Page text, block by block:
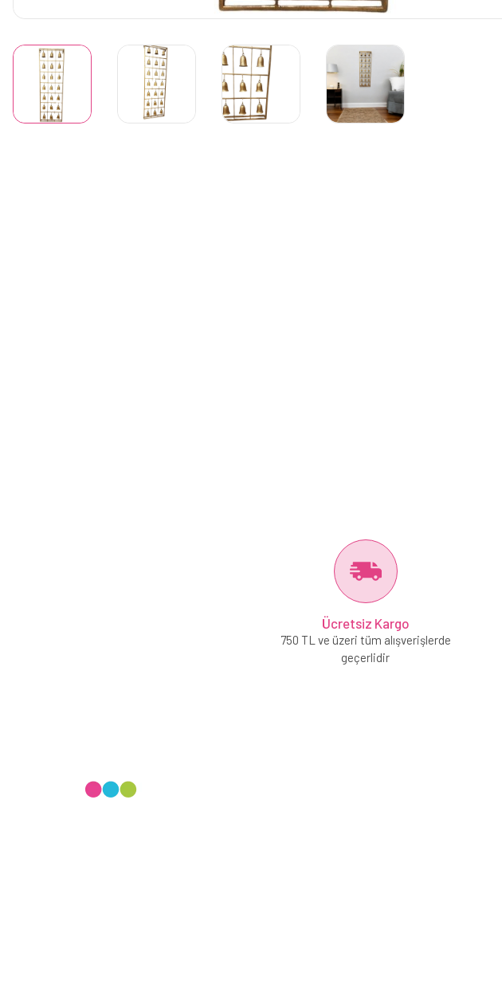
Ücretsiz Kargo
750 TL ve üzeri tüm alışverişlerde
geçerlidir